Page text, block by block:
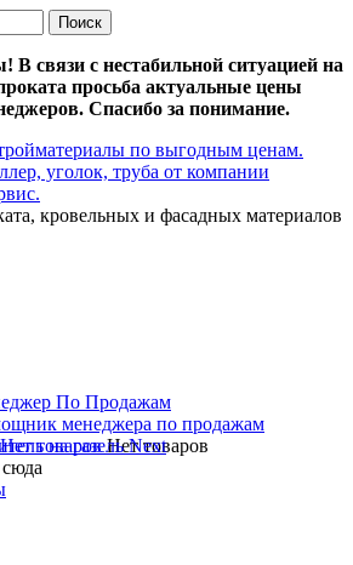
связи с нестабильной ситуацией на
просьба актуальные цены
Спасибо за понимание.
кровельных и фасадных материалов
Нет товаровНет товаров
По Продажам
менеджера по продажам
на газель Next